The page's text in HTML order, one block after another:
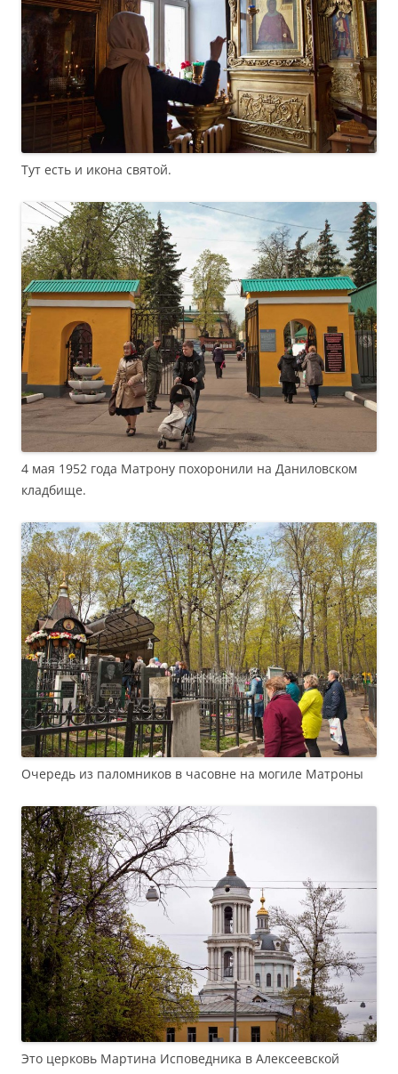
Тут есть и икона святой.
4 мая 1952 года Матрону похоронили на Даниловском
кладбище.
Очередь из паломников в часовне на могиле Матроны
Это церковь Мартина Исповедника в Алексеевской